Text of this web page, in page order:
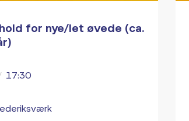
for nye/let øvede (ca.
17:30